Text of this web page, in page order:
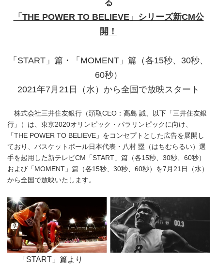
る
「 THE POWER TO BELIEVE」シリーズ新CM公
開！
「START」篇・「MOMENT」篇（各15秒、30秒、
60秒）
2021年7月21日（水）から全国で放映スタート
株式会社三井住友銀行（頭取CEO：髙島 誠、以下「三井住友銀
行」）は、東京2020オリンピック・パラリンピックに向け、
「THE POWER TO BELIEVE」をコンセプトとした広告を展開し
ており、バスケットボール日本代表・八村 塁（はちむらるい）選
手を起用した新テレビCM「START」篇（各15秒、30秒、60秒）
および「MOMENT」篇（各15秒、30秒、60秒）を7月21日（水）
から全国で放映いたします。
「START」篇より